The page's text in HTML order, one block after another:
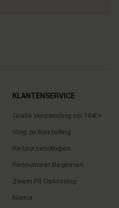
KLANTENSERVICE
Gratis Verzending op 79€+
Volg Je Bestelling
Retourzendingen
Retourneer Beginnen
Zwem Fit Oplossing
Klarna